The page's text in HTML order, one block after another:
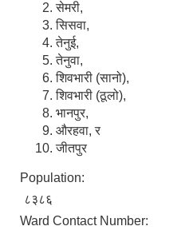
सेमरी,
सिसवा,
तेनुई,
तेनुवा,
शिवभारी (सानो),
शिवभारी (ठूलो),
भानपुर,
औरहवा, र
जीतपुर
Population:
८३८६
Ward Contact Number: